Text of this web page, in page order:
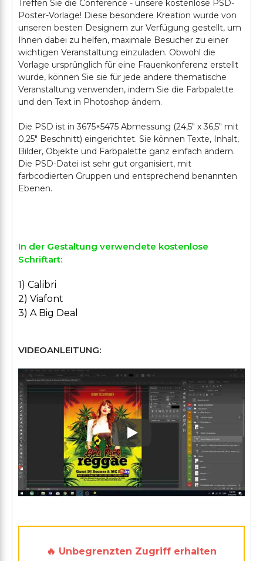
Treffen Sie die Conference - unsere kostenlose PSD-
Poster-Vorlage! Diese besondere Kreation wurde von
unseren besten Designern zur Verfügung gestellt, um
Ihnen dabei zu helfen, maximale Besucher zu einer
wichtigen Veranstaltung einzuladen. Obwohl die
Vorlage ursprünglich für eine Frauenkonferenz erstellt
wurde, können Sie sie für jede andere thematische
Veranstaltung verwenden, indem Sie die Farbpalette
und den Text in Photoshop ändern.
Die PSD ist in 3675×5475 Abmessung (24,5" x 36,5" mit
0,25" Beschnitt) eingerichtet. Sie können Texte, Inhalt,
Bilder, Objekte und Farbpalette ganz einfach ändern.
Die PSD-Datei ist sehr gut organisiert, mit
farbcodierten Gruppen und entsprechend benannten
Ebenen.
In der Gestaltung verwendete kostenlose
Schriftart:
1) Calibri
2) Viafont
3) A Big Deal
VIDEOANLEITUNG:
Play: Keynote (Google I/O
🔥 Unbegrenzten Zugriff erhalten